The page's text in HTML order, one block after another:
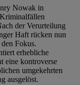
Nowak in
der Verurteilung
Haft rücken nun
Fokus.
erhebliche
eine kontroverse
umgekehrten
ausgelöst.